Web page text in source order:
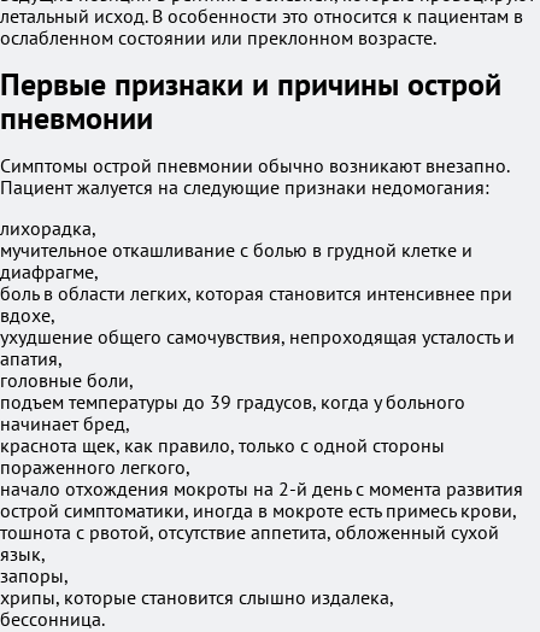
летальный исход. В особенности это относится к пациентам в
ослабленном состоянии или преклонном возрасте.
Первые признаки и причины острой
пневмонии
Симптомы острой пневмонии обычно возникают внезапно.
Пациент жалуется на следующие признаки недомогания:
лихорадка,
мучительное откашливание с болью в грудной клетке и
диафрагме,
боль в области легких, которая становится интенсивнее при
вдохе,
ухудшение общего самочувствия, непроходящая усталость и
апатия,
головные боли,
подъем температуры до 39 градусов, когда у больного
начинает бред,
краснота щек, как правило, только с одной стороны
пораженного легкого,
начало отхождения мокроты на 2-й день с момента развития
острой симптоматики, иногда в мокроте есть примесь крови,
тошнота с рвотой, отсутствие аппетита, обложенный сухой
язык,
запоры,
хрипы, которые становится слышно издалека,
бессонница.